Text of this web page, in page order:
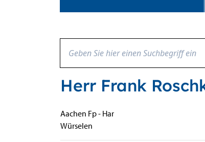
Herr Frank
Beschreibung
Aachen Fp - Har
Würselen